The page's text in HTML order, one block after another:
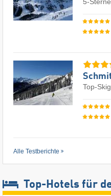
Top-
Alle Testberichte
Top-Hotels für